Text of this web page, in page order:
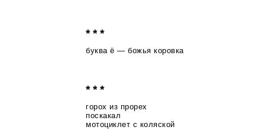
* * *
буква ё — божья коровка
* * *
горох из прорех
поскакал
мотоциклет с коляской